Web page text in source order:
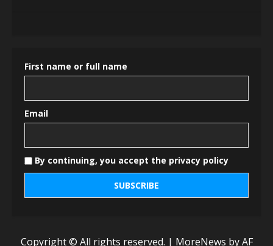
First name or full name
Email
By continuing, you accept the privacy policy
Copyright © All rights reserved. | MoreNews by AF